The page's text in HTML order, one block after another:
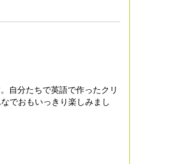
自分たちで英語で作ったクリ
でおもいっきり楽しみまし